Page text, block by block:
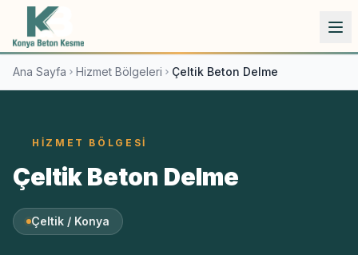
İçeriğe atla
Ana Sayfa Hizmet Bölgeleri Çeltik Beton Delme
HIZMET BÖLGESI
Çeltik Beton Delme
Çeltik / Konya